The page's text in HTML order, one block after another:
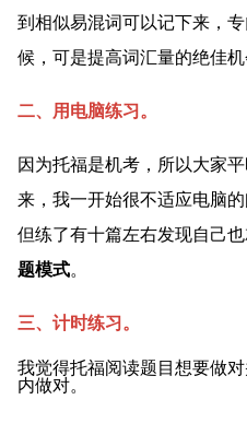
到相似易混词可以记下来，
候，可是提高词汇量的绝佳机
二、用电脑练习。
因为托福是机考，所以大家
来，我一开始很不适应电脑
但练了有十篇左右发现自己
题模式。
三、计时练习。
我觉得托福阅读题目想要做
内做对。